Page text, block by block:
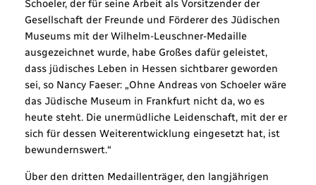
Schoeler, der für seine Arbeit als Vorsitzender der
Gesellschaft der Freunde und Förderer des Jüdischen
Museums mit der Wilhelm-Leuschner-Medaille
ausgezeichnet wurde, habe Großes dafür geleistet,
dass jüdisches Leben in Hessen sichtbarer geworden
sei, so Nancy Faeser: „Ohne Andreas von Schoeler wäre
das Jüdische Museum in Frankfurt nicht da, wo es
heute steht. Die unermüdliche Leidenschaft, mit der er
sich für dessen Weiterentwicklung eingesetzt hat, ist
bewundernswert.“
Über den dritten Medaillenträger, den langjährigen